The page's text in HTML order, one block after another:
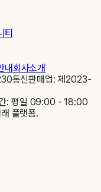
티
내회사소개
통신판매업: 제2023-
: 평일 09:00 - 18:00
플랫폼.